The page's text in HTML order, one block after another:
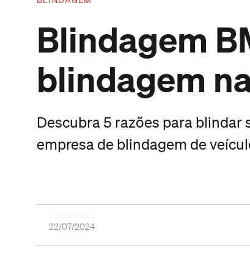
Blindagem
blindagem
Descubra 5 razões para blindar
empresa de blindagem de
22/07/2024